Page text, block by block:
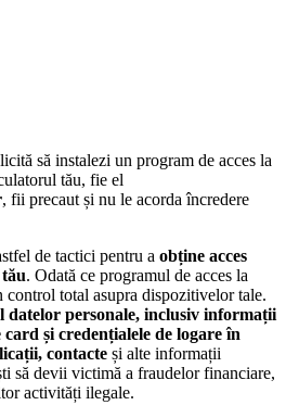
să instalezi un program de acces la
tău, fie el
, fii precaut și nu le acorda încredere
de tactici pentru a obține acces
. Odată ce programul de acces la
control total asupra dispozitivelor tale.
datelor personale, inclusiv informații
și credențialele de logare în
contacte și alte informații
să devii victimă a fraudelor financiare,
activități ilegale.